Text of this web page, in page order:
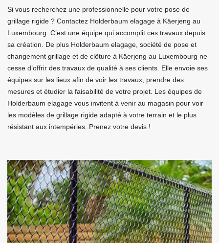
Si vous recherchez une professionnelle pour votre pose de
grillage rigide ? Contactez Holderbaum elagage à Käerjeng au
Luxembourg. C’est une équipe qui accomplit ces travaux depuis
sa création. De plus Holderbaum elagage, société de pose et
changement grillage et de clôture à Käerjeng au Luxembourg ne
cesse d’offrir des travaux de qualité à ses clients. Elle envoie ses
équipes sur les lieux afin de voir les travaux, prendre des
mesures et étudier la faisabilité de votre projet. Les équipes de
Holderbaum elagage vous invitent à venir au magasin pour voir
les modèles de grillage rigide adapté à votre terrain et le plus
résistant aux intempéries. Prenez votre devis !